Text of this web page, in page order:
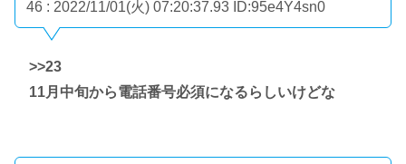
46 : 2022/11/01(火) 07:20:37.93 ID:95e4Y4sn0
>>23
11月中旬から電話番号必須になるらしいけどな